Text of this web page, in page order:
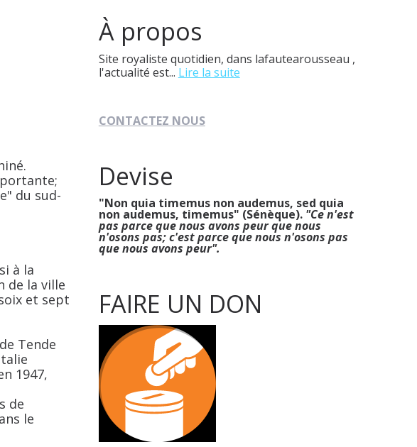
du sud-
à la
de la ville
et sept
Tende
1947,
de
le
À propos
Site royaliste quotidien, dans lafautearousseau ,
l'actualité est... Lire la suite
CONTACTEZ NOUS
Devise
"Non quia timemus non audemus, sed quia
non audemus, timemus" (Sénèque). "Ce n'est
pas parce que nous avons peur que nous
n'osons pas; c'est parce que nous n'osons pas
que nous avons peur".
FAIRE UN DON